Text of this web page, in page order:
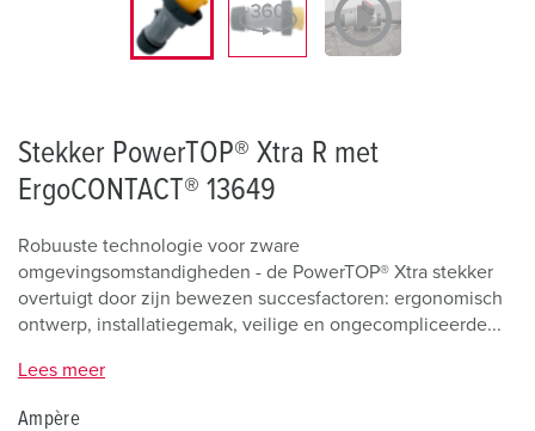
Stekker PowerTOP® Xtra R met
ErgoCONTACT® 13649
Robuuste technologie voor zware
omgevingsomstandigheden - de PowerTOP® Xtra stekker
overtuigt door zijn bewezen succesfactoren: ergonomisch
ontwerp, installatiegemak, veilige en ongecompliceerde...
Lees meer
Ampère